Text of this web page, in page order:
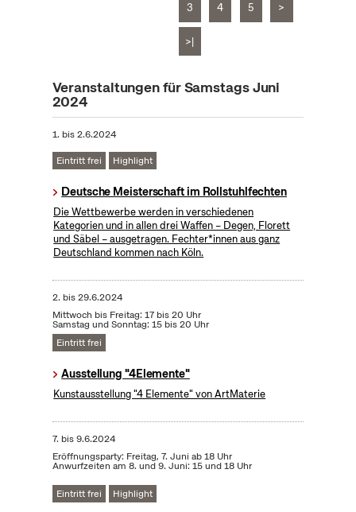
3 4 5 >
>|
Veranstaltungen für Samstags Juni
2024
1. bis2.6.2024
Eintritt frei Highlight
Deutsche Meisterschaft im Rollstuhlfechten
Die Wettbewerbe werden in verschiedenen
Kategorien und in allen drei Waffen – Degen, Florett
und Säbel – ausgetragen. Fechter*innen aus ganz
Deutschland kommen nach Köln.
2. bis29.6.2024
Mittwoch bis Freitag: 17 bis 20 Uhr
Samstag und Sonntag: 15 bis 20 Uhr
Eintritt frei
Ausstellung "4Elemente"
Kunstausstellung "4 Elemente" von ArtMaterie
7. bis9.6.2024
Eröffnungsparty: Freitag, 7. Juni ab 18 Uhr
Anwurfzeiten am 8. und 9. Juni: 15 und 18 Uhr
Eintritt frei Highlight